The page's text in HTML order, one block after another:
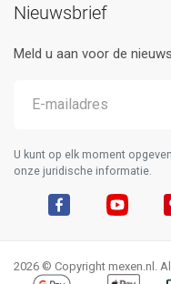
Nieuwsbrief
Meld u aan voor de
U kunt op elk moment
onze juridische informatie.
2026 © Copyright mexen.nl.